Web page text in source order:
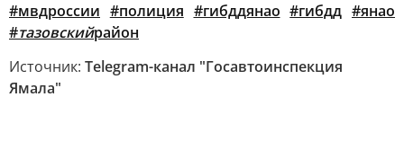
#мвдроссии #полиция #гибддянао #гибдд #янао
#тазовскийрайон
Источник: Telegram-канал "Госавтоинспекция
Ямала"